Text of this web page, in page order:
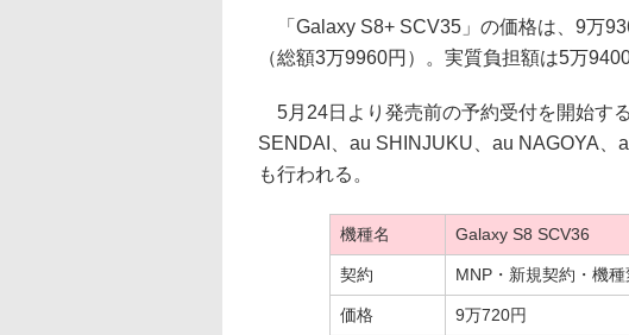
「Galaxy S8+ SCV35」の価格は、9万
（総額3万9960円）。実質負担額は5万
5月24日より発売前の予約受付を開始す
SENDAI、au SHINJUKU、au NAGOYA
も行われる。
機種名 Galaxy S8 SCV36
契約 MNP・新規契約・機種
価格 9万720円